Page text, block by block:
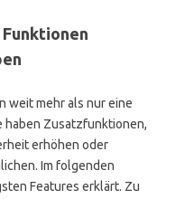
weit mehr als nur eine
haben Zusatzfunktionen,
erhöhen oder
Im folgenden
Features erklärt. Zu